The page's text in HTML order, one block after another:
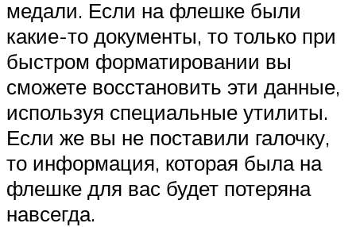
медали. Если на флешке были
какие-то документы, то только при
быстром форматировании вы
сможете восстановить эти данные,
используя специальные утилиты.
Если же вы не поставили галочку,
то информация, которая была на
флешке для вас будет потеряна
навсегда.